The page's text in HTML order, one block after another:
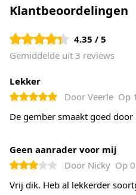
Klantbeoordelingen
4.35 / 5
Gemiddelde uit 3 reviews
Lekker
Door Veerle Op
De gember smaakt goed
Geen aanrader voor mij
Door Nicky Op
Vrij dik. Heb al lekkerder